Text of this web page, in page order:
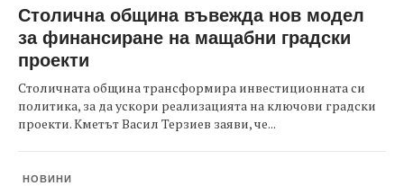
Столична община въвежда нов модел
за финансиране на мащабни градски
проекти
Столичната община трансформира инвестиционната си
политика, за да ускори реализацията на ключови градски
проекти. Кметът Васил Терзиев заяви, че...
НОВИНИ